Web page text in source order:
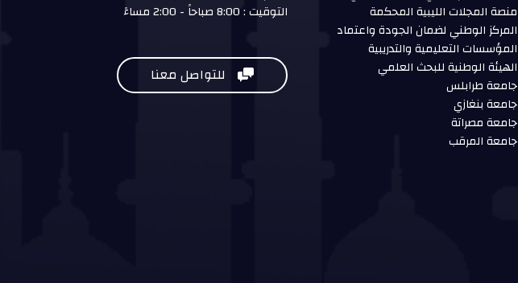
منصة المجلات الليبية المحكمة
المركز الوطني لضمان الجودة واعتماد
المؤسسات التعليمية والتدريبية
الهيئة الوطنية للبحث العلمي
جامعة طرابلس
جامعة بنغازي
جامعة مصراتة
جامعة المرقب
التوقيت : 8:00 صباحاً - 2:00 مساءً
 للتواصل معنا